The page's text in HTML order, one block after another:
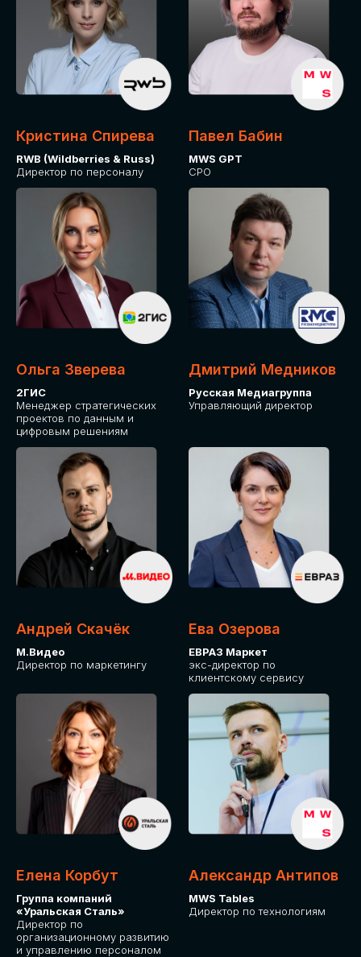
Кристина Спирева
RWB (Wildberries & Russ)
Директор по персоналу
Павел Бабин
MWS GPT
CPO
Ольга Зверева
2ГИС
Менеджер стратегических
проектов по данным и
цифровым решениям
Дмитрий Медников
Русская Медиагруппа
Управляющий директор
Андрей Скачёк
М.Видео
Директор по маркетингу
Ева Озерова
ЕВРАЗ Маркет
экс-директор по
клиентскому сервису
Елена Корбут
Группа компаний
«Уральская Сталь»
Директор по
организационному развитию
и управлению персоналом
Александр Антипов
MWS Tables
Директор по технологиям